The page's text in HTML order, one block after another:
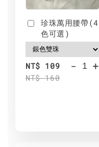
珍珠萬用腰帶(4
色可選)
NT$ 109
NT$ 160
- +